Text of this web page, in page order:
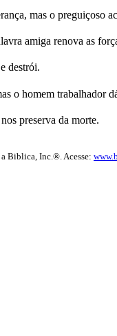
mas o preguiçoso
amiga renova as
destrói.
o homem trabalhador
preserva da morte.
Biblica, Inc.®. Acesse: